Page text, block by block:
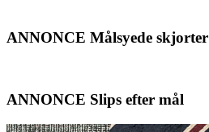
ANNONCE Målsyede skjorter
ANNONCE Slips efter mål